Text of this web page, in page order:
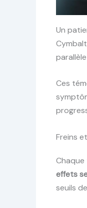
Un
Ces
Freins
effets
seuils